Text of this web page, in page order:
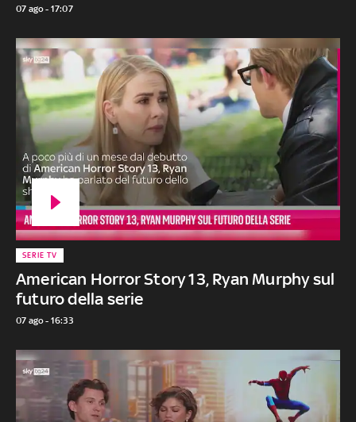
07 ago - 17:07
American Horror Story 13, Ryan Murphy sul
futuro della serie
SERIE TV
07 ago - 16:33